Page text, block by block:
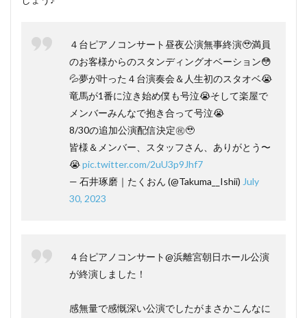
４台ピアノコンサート昼夜公演無事終演🥹満員
のお客様からのスタンディングオベーション😳
💦夢が叶った４台演奏会＆人生初のスタオベ😭
竜馬が1番に泣き始め僕も号泣😭そして楽屋で
メンバーみんなで抱き合って号泣😭
8/30の追加公演配信決定㊗️🥹
皆様＆メンバー、スタッフさん、ありがとう〜
😭pic.twitter.com/2uU3p9Jhf7
— 石井琢磨｜たくおん (@Takuma__Ishii) July
30, 2023
４台ピアノコンサート@浜離宮朝日ホール公演
が終演しました！
感無量で感慨深い公演でしたがまさかこんなに